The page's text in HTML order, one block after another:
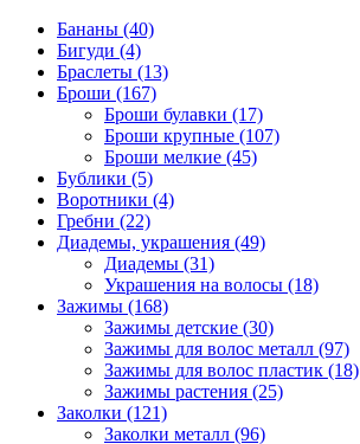
Бананы (40)
Бигуди (4)
Браслеты (13)
Броши (167)
Броши булавки (17)
Броши крупные (107)
Броши мелкие (45)
Бублики (5)
Воротники (4)
Гребни (22)
Диадемы, украшения (49)
Диадемы (31)
Украшения на волосы (18)
Зажимы (168)
Зажимы детские (30)
Зажимы для волос металл (97)
Зажимы для волос пластик (18)
Зажимы растения (25)
Заколки (121)
Заколки металл (96)